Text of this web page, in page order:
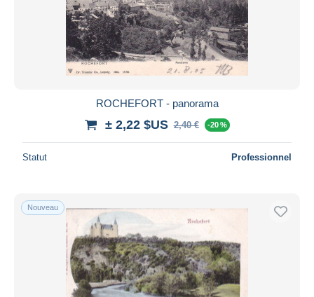
ROCHEFORT - panorama
± 2,22 $US 2,40 € -20 %
Statut Professionnel
Nouveau